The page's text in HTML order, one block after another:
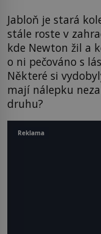
Jabloň je stará
stále roste v
kde Newton žil a
o ni pečováno s
Některé si
mají nálepku
druhu?
Reklama